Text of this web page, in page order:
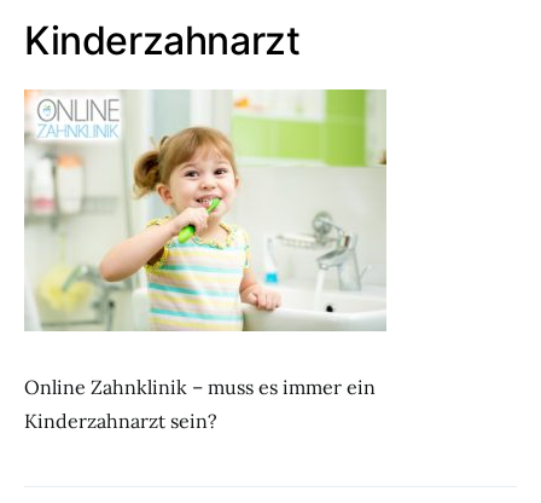
Kinderzahnarzt
Online Zahnklinik – muss es immer ein
Kinderzahnarzt sein?